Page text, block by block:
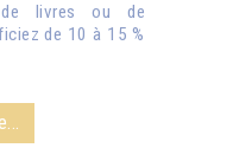
livres ou de
de 10 à 15 %